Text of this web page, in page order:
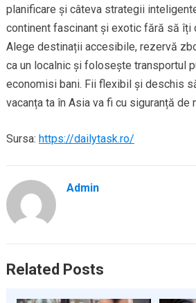
planificare și câteva strategii
continent fascinant și exotic fără să îți
Alege destinații accesibile, rezervă
ca un localnic și folosește transportul
economisi bani. Fii flexibil și deschis
vacanța ta în Asia va fi cu siguranță de
Sursa: https://dailytask.ro/
Admin
Related Posts